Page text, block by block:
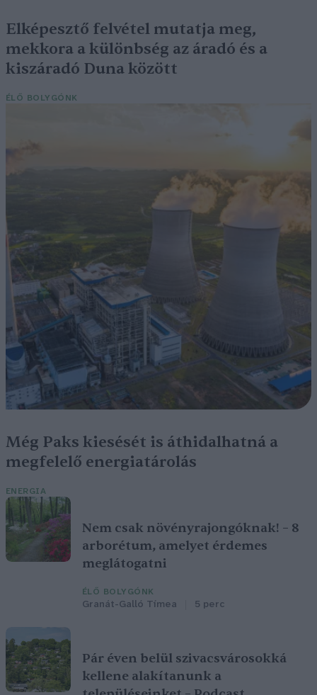
Elképesztő felvétel mutatja meg,
mekkora a különbség az áradó és a
kiszáradó Duna között
ÉLŐ BOLYGÓNK
Még Paks kiesését is áthidalhatná a
megfelelő energiatárolás
ENERGIA
Nem csak növényrajongóknak! – 8
arborétum, amelyet érdemes
meglátogatni
ÉLŐ BOLYGÓNK
Granát-Galló Tímea 5 perc
Pár éven belül szivacsvárosokká
kellene alakítanunk a